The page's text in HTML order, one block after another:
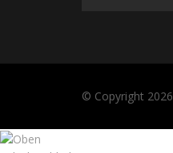
© Copyright 2026